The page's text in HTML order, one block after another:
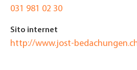
031 981 02 30
Sito internet
http://www.jost-